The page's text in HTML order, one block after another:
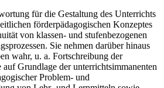
für die Gestaltung des Unterrichts
förderpädagogischen Konzeptes
von klassen- und stufenbezogenen
Sie nehmen darüber hinaus
wahr, u. a. Fortschreibung der
Grundlage der unterrichtsimmanenten
Problem- und